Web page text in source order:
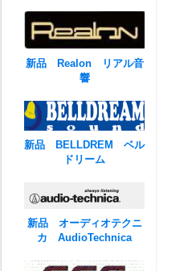
新品 Realon リアル音
響
新品 BELLDREM ベル
ドリーム
新品 オーディオテクニ
カ AudioTechnica